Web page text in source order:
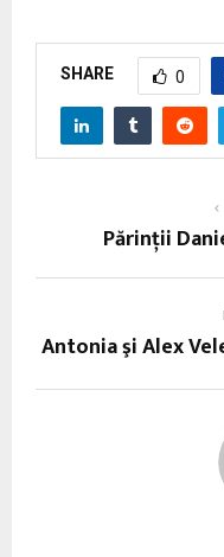
SHARE 0
Părinţii
Antonia şi Alex